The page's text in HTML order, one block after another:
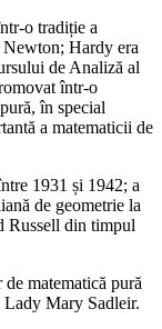
o tradiție a
Hardy era
de Analiză al
într-o
în special
a matematicii de
1931 și 1942; a
de geometrie la
Russell din timpul
de matematică pură
Lady Mary Sadleir.